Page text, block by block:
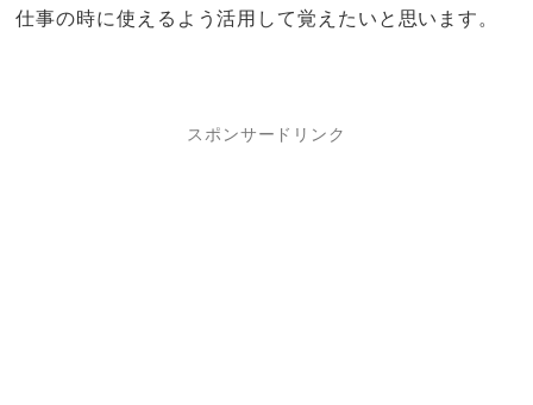
仕事の時に使えるよう活用して覚えたいと思います。
スポンサードリンク